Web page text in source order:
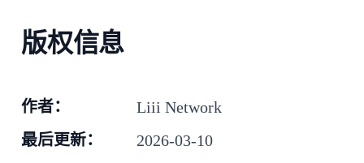
版权信息
作者： Liii Network
最后更新： 2026-03-10